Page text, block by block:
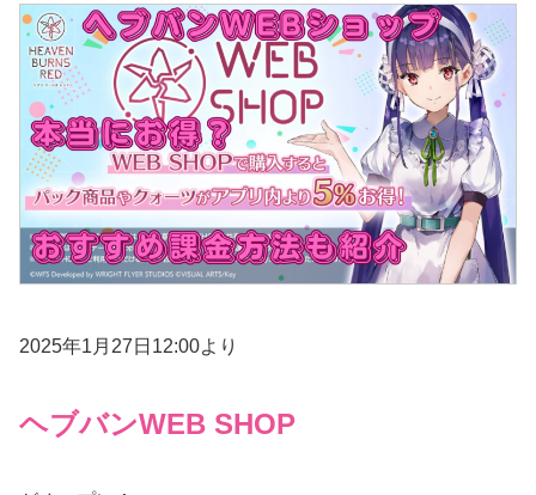
2025年1月27日12:00より
ヘブバンWEB SHOP